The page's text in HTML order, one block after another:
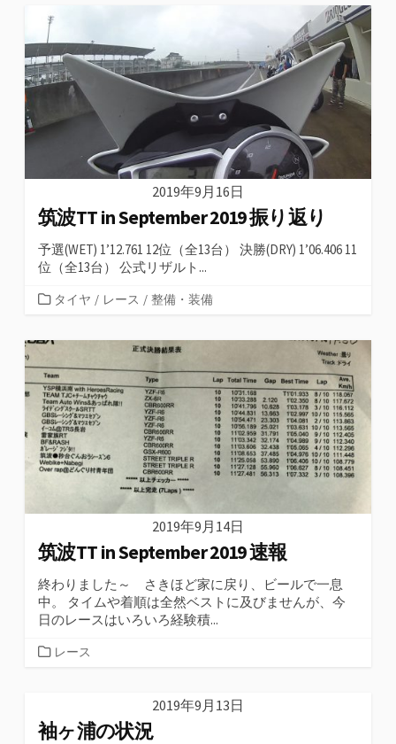
リ
ー
2019年9月16日
筑波TT in September 2019 振り返り
予選(WET) 1’12.761 12位（全13台） 決勝(DRY) 1’06.406 11
位（全13台） 公式リザルト...
カ
ゴ
ー
タイヤ / レース / 整備・装備
2019年9月14日
筑波TT in September 2019 速報
終わりました～ さきほど家に戻り、ビールで一息
中。 タイムや着順は全然ベストに及びませんが、今
日のレースはいろいろ経験積...
カ
ー
レース
2019年9月13日
袖ヶ浦の状況